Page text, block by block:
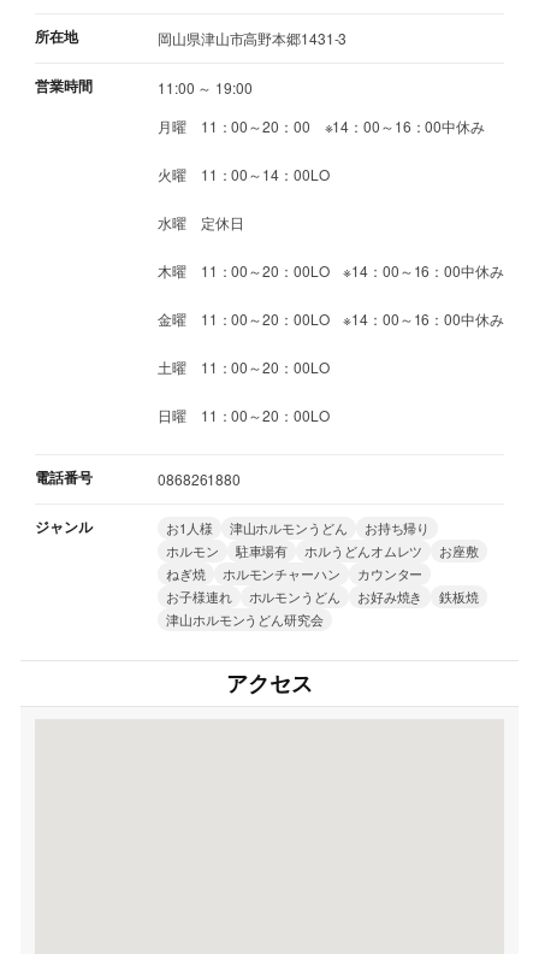
所在地 岡山県津山市高野本郷1431-3
営業時間
11:00 ～ 19:00
月曜 11：00～20：00 ※14：00～16：00中休み
火曜 11：00～14：00LO
水曜 定休日
木曜 11：00～20：00LO ※14：00～16：00中休み
金曜 11：00～20：00LO ※14：00～16：00中休み
土曜 11：00～20：00LO
日曜 11：00～20：00LO
電話番号 0868261880
ジャンル お1人様 津山ホルモンうどん
お持ち帰り
ホルモン
駐車場有 ホルうどんオムレツ
お座敷
ねぎ焼
ホルモンチャーハン
カウンター
お子様連れ
ホルモンうどん お好み焼き
鉄板焼
津山ホルモンうどん研究会
アクセス